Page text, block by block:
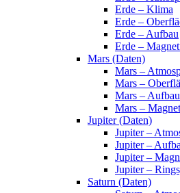
Erde – Klima
Erde –
Erde – Aufbau
Erde –
Mars (Daten)
Mars –
Mars –
Mars – Aufbau
Mars –
Jupiter (Daten)
Jupiter –
Jupiter –
Jupiter –
Jupiter –
Saturn (Daten)